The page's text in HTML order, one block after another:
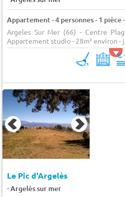
Appartement - 4 personnes - 1 pièce
Argeles Sur Mer (66) - Centre
Appartement studio - 28m² environ -
Le Pic d'Argelès
-Argelès sur mer